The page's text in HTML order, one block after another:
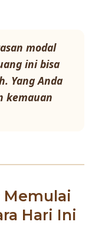
modal
ini bisa
Yang Anda
kemauan
Memulai
Hari Ini